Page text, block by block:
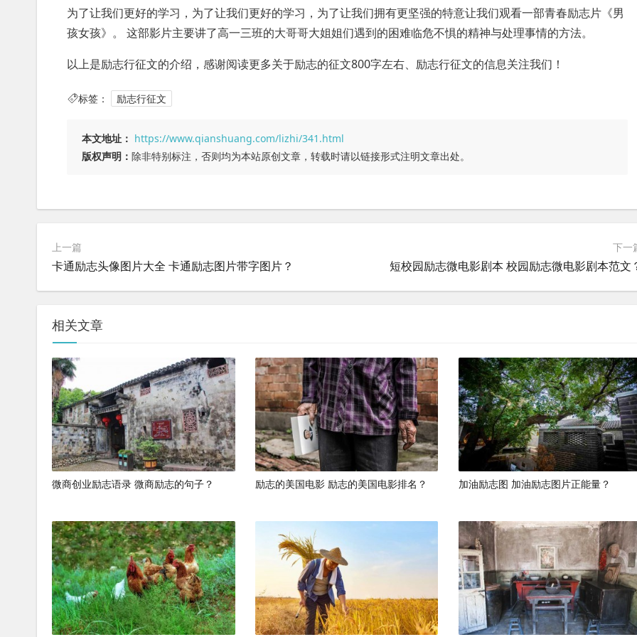
为了让我们更好的学习，为了让我们更好的学习，为了让我们拥有更坚强的特意让我们观看一部青春励志片《男
孩女孩》。 这部影片主要讲了高一三班的大哥哥大姐姐们遇到的困难临危不惧的精神与处理事情的方法。
以上是励志行征文的介绍，感谢阅读更多关于励志的征文800字左右、励志行征文的信息关注我们！
标签： 励志行征文
本文地址： https://www.qianshuang.com/lizhi/341.html
版权声明： 除非特别标注，否则均为本站原创文章，转载时请以链接形式注明文章出处。
上一篇
卡通励志头像图片大全 卡通励志图片带字图片？
下一
短校园励志微电影剧本 校园励志微电影剧本范文
相关文章
微商创业励志语录 微商励志的句子？ 励志的美国电影 励志的美国电影排名？ 加油励志图 加油励志图片正能量？